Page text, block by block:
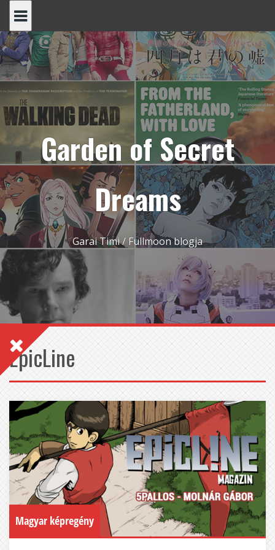
content
Garden of Secret
Dreams
Garai Timi / Fullmoon blogja
EpicLine
Magyar képregény